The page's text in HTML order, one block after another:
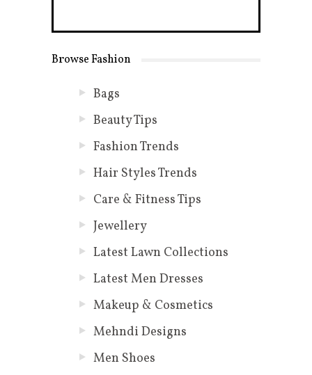
Browse Fashion
Bags
Beauty Tips
Fashion Trends
Hair Styles Trends
Care & Fitness Tips
Jewellery
Latest Lawn Collections
Latest Men Dresses
Makeup & Cosmetics
Mehndi Designs
Men Shoes